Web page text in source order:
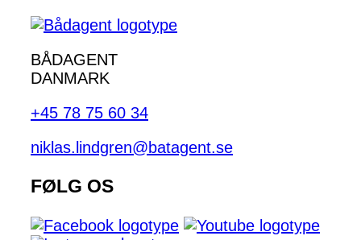
BÅDAGENT
DANMARK
+45 78 75 60 34
niklas.lindgren@batagent.se
FØLG OS